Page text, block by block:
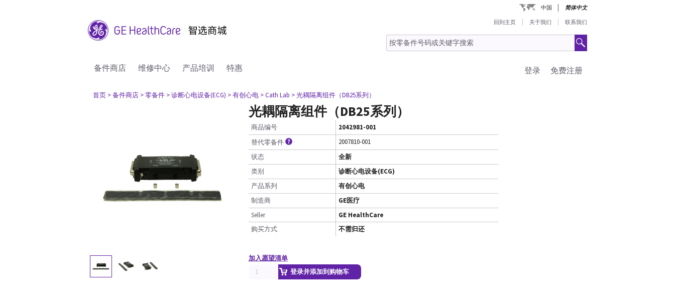
中国 简体中文
回到主页 关于我们 联系我们
备件商店 维修中心 产品培训 特惠 免费注册
登录
首页 > 备件商店 > 零备件 > 诊断心电设备(ECG) > 有创心电 > Cath Lab > 光耦隔离组件（DB25系列）
光耦隔离组件（DB25系列）
商品编号
2042981-001
替代零备件
2007810-001
状态
全新
类别
诊断心电设备(ECG)
产品系列
有创心电
制造商
GE医疗
Seller
GE HealthCare
购买方式
不需归还
加入愿望清单
登录并添加到购物车